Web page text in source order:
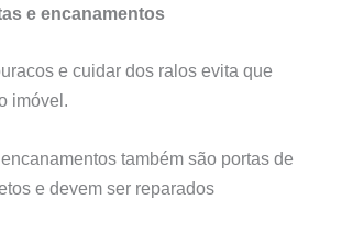
e encanamentos
e cuidar dos ralos evita que
imóvel.
também são portas de
e devem ser reparados